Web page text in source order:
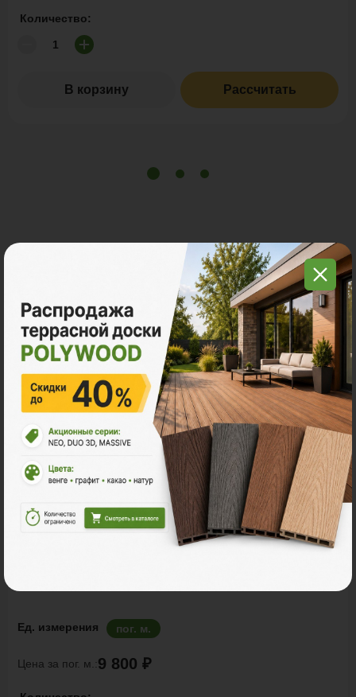
Количество:
В корзину Рассчитать
С этим товаром покупают
Много
Ед. измерения пог. м.
Цена за пог. м.:9 800 ₽